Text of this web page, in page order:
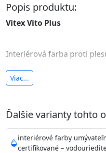
Popis produktu:
Vitex Vito Plus
Interiérová farba proti
antibakteriálna a
Je interiérová
Vďaka svojmu
znižuje (o 99,9%)
Preto jevhodná na nátery
Viac...
Ďalšie varianty tohto
interiérové farby
certifikované –